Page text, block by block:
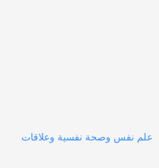
علم نفس وصحة نفسية وعلاقات